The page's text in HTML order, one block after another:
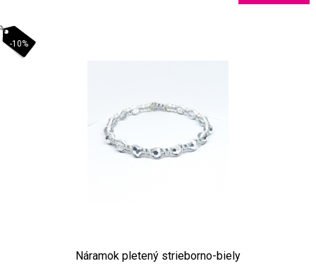
-10%
Náramok pletený strieborno-biely